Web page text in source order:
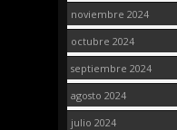
noviembre 2024
octubre 2024
septiembre 2024
agosto 2024
julio 2024